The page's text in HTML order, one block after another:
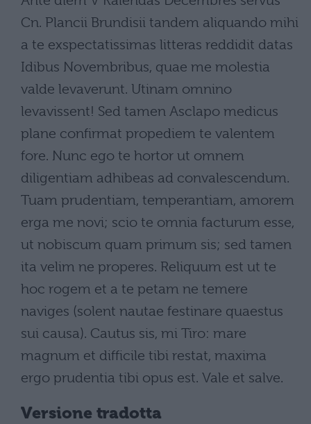
Cn. Plancii Brundisii tandem aliquando mihi
a te exspectatissimas litteras reddidit datas
Idibus Novembribus, quae me molestia
valde levaverunt. Utinam omnino
levavissent! Sed tamen Asclapo medicus
plane confirmat propediem te valentem
fore. Nunc ego te hortor ut omnem
diligentiam adhibeas ad convalescendum.
Tuam prudentiam, temperantiam, amorem
erga me novi; scio te omnia facturum esse,
ut nobiscum quam primum sis; sed tamen
ita velim ne properes. Reliquum est ut te
hoc rogem et a te petam ne temere
naviges (solent nautae festinare quaestus
sui causa). Cautus sis, mi Tiro: mare
magnum et difficile tibi restat, maxima
ergo prudentia tibi opus est. Vale et salve.
Versione tradotta